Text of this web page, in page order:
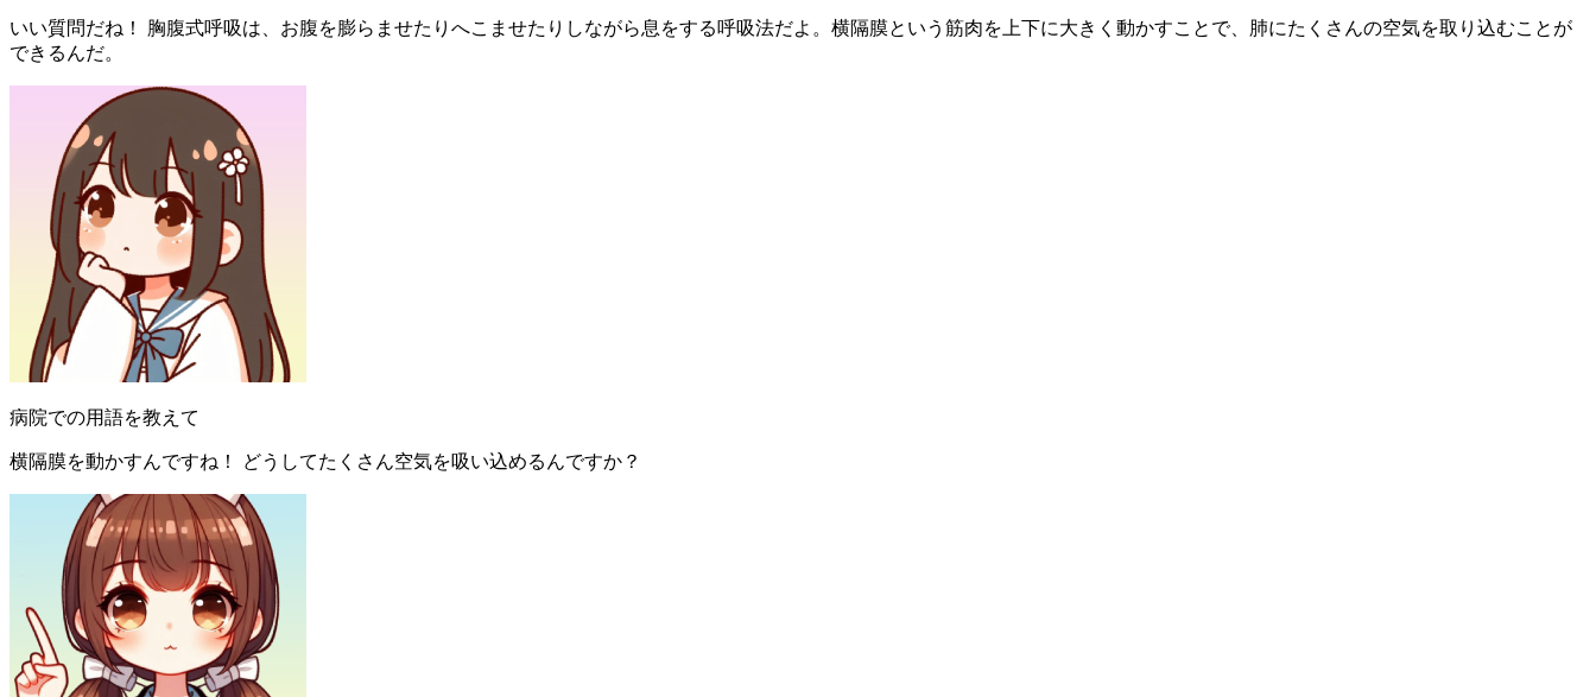
いい質問だね！ 胸腹式呼吸は、お腹を膨らませたりへこませたりしながら息をする呼吸法だよ。横隔膜という筋肉を上下に大きく動かすことで、肺にたくさんの空気を取り込むことが
できるんだ。
病院での用語を教えて
横隔膜を動かすんですね！ どうしてたくさん空気を吸い込めるんですか？